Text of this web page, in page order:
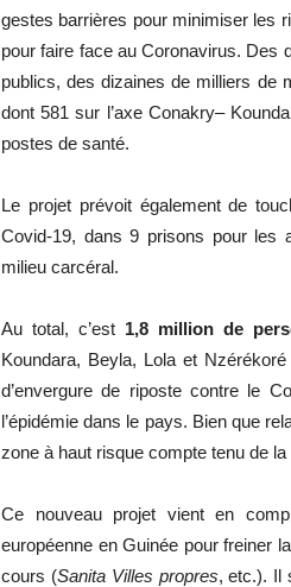
gestes barrières pour minimiser les
pour faire face au Coronavirus. Des
publics, des dizaines de milliers de
dont 581 sur l’axe Conakry–
postes de santé.
Le projet prévoit également de
Covid-19, dans 9 prisons pour les
milieu carcéral.
Au total, c’est 1,8 million de
Koundara, Beyla, Lola et
d’envergure de riposte contre le
l’épidémie dans le pays. Bien que
zone à haut risque compte tenu de
Ce nouveau projet vient en
européenne en Guinée pour freiner
cours (Sanita Villes propres, etc.). Il